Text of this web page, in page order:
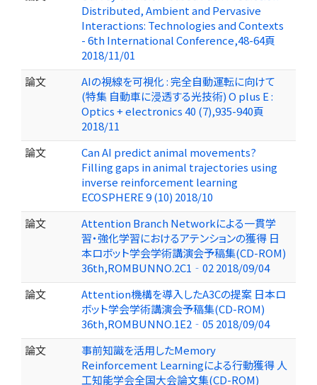
Distributed, Ambient and Pervasive
Interactions: Technologies and Contexts
- 6th International Conference,48-64頁
2018/11/01
論文
AIの視線を可視化 : 完全自動運転に向けて
(特集 自動車に浸透する光技術) O plus E :
Optics + electronics 40 (7),935-940頁
2018/11
論文
Can AI predict animal movements?
Filling gaps in animal trajectories using
inverse reinforcement learning
ECOSPHERE 9 (10) 2018/10
論文
Attention Branch Networkによる一貫学
習・強化学習におけるアテンションの獲得 日
本ロボット学会学術講演会予稿集(CD-ROM)
36th,ROMBUNNO.2C1‐02 2018/09/04
論文
Attention機構を導入したA3Cの提案 日本ロ
ボット学会学術講演会予稿集(CD-ROM)
36th,ROMBUNNO.1E2‐05 2018/09/04
論文
事前知識を活用したMemory
Reinforcement Learningによる行動獲得 人
工知能学会全国大会論文集(CD-ROM)